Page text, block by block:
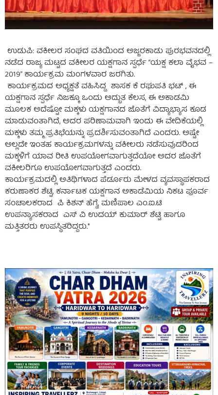
ಉಡುಪಿ: ವಕೀಲರ ಸಂಘದ ವತಿಯಿಂದ ಅಜ್ಜರಕಾಡು ಪುರಭವನದಲ್ಲಿ
ನಡೆದ ರಾಜ್ಯ ಮಟ್ಟದ ವಕೀಲರ ಯಕ್ಷಗಾನ ಸ್ಪರ್ಧೆ “ಯಕ್ಷ ಕಲಾ ವೈಭವ –
2019” ಕಾರ್ಯಕ್ರಮ ಮಂಗಳವಾರ ಜರಗಿತು.
ಕಾರ್ಯಕ್ರಮದ ಅಧ್ಯಕ್ಷತೆ ವಹಿಸಿದ್ದ ಶಾಸಕ ಕೆ ರಘುಪತಿ ಭಟ್ , ಈ
ಯಕ್ಷಗಾನ ಸ್ಪರ್ಧೆ ನಿಜಕ್ಕೂ ಒಂದು ಅದ್ಭುತ ಕೆಲಸ, ಈ ಅಕಾಡಮಿ
ಮೂಲಕ ಅದೆಷ್ಟೋ ಮಕ್ಕಳು ಯಕ್ಷಗಾನದ ಜೊತೆಗೆ ವಿದ್ಯಾಭ್ಯಾಸ ಕೂಡ
ಮಾಡುವಂತಾಗಿದೆ, ಅದರ ಪರಿಣಾಮವಾಗಿ ಇಂದು ಈ ವೇದಿಕೆಯಲ್ಲಿ
ಮಕ್ಕಳು ತಮ್ಮ ಪ್ರತಿಭೆಯನ್ನು ಪ್ರದರ್ಶಿಸುವಂತಾಗಿದೆ ಎಂದರು. ಅಷ್ಟೇ
ಅಲ್ಲದೇ ಇಂತಹ ಕಾರ್ಯಕ್ರಮಗಳನ್ನು ವಕೀಲರು ನಡೆಸುವುದರಿಂದ
ಮಕ್ಕಳಿಗೆ ಯಾವ ರೀತಿ ಉಪಯೋಗವಾಗುತ್ತದೆಯೋ ಅದರ ಜೊತೆಗೆ
ವಕೀಲರಿಗೂ ಉಪಯೋಗವಾಗುತ್ತದೆ ಎಂದರು.
ಕಾರ್ಯಕ್ರಮದಲ್ಲಿ ಅತಿಥಿಗಳಾದ ಪೆರ್ಡೂರು ಮೇಳದ ವ್ಯವಸ್ಥಾಪಕರಾದ
ಕರುಣಾಕರ ಶೆಟ್ಟಿ, ಕರ್ನಾಟಕ ಯಕ್ಷಗಾನ ಅಕಾಡೆಮಿಯ ನಿಕಟ ಪೂರ್ವ
ಸಂಚಾಲಕರಾದ ಪಿ ಕಿಶನ್ ಹೆಗ್ಡೆ, ಮಣಿಪಾಲ ಎಂ.ಐ‌.ಟಿ
ಉಪನ್ಯಾಸಕರಾದ ಎಸ್ ವಿ ಉದಯ್ ಕುಮಾರ್ ಶೆಟ್ಟಿ ಹಾಗೂ
ಮತ್ತಿತರರು ಉಪಸ್ಥಿತರಿದ್ದರು.*